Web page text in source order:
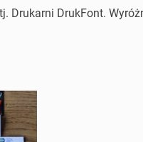
Drukarni DrukFont.